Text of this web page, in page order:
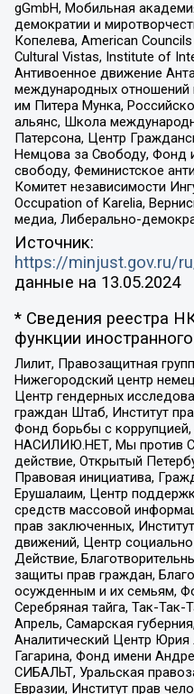
gGmbH, Мобильная
демократии и
Копелева, American
Cultural Vistas, Institute of
Антивоенное движение
международных отношений
им Питера Мунка,
альянс, Школа
Патерсона, Центр
Немцова за Свободу, Фонд
свободу, Феминистское
Комитет независимости
Occupation of Karelia,
медиа, Либерально-
Источник:
https://minjust.gov.ru/
данные на 13.05.2024
* Сведения реестра
функции иностранного
Лилит, Правозащитная
Нижегородский центр
Центр гендерных
граждан Штаб, Институт
Фонд борьбы с коррупцией,
НАСИЛИЮ.НЕТ, Мы против
действие, Открытый
Правовая инициатива,
Ерушалаим, Центр
средств массовой
прав заключенных,
движений, Центр
Действие,
защиты прав граждан,
осужденным и их семьям,
Серебряная тайга, Так-
Апрель, Самарская
Аналитический Центр
Гагарина, Фонд имени
СИБАЛЬТ, Уральская
Евразии, Институт прав